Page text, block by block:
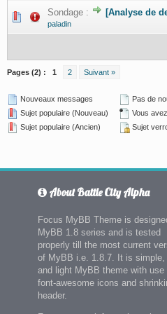
Sondage : [Analyse de
paladin
0 Votes - 0 sur 5 en
12 3
Pages (2) : 1 2 Suivant »
Nouveaux messages
Sujet populaire (Nouveau)
Sujet populaire (Ancien)
Pas de
Vous
Sujet
About Battle City Alpha
Focus MyBB Theme is
MyBB 1.8 series and is tested
properly till the most current
of MyBB i.e. 1.8.7. It is simple,
and light MyBB theme with use
font-awesome icons and
header.